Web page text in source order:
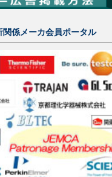
関係メーカ会員ポータル